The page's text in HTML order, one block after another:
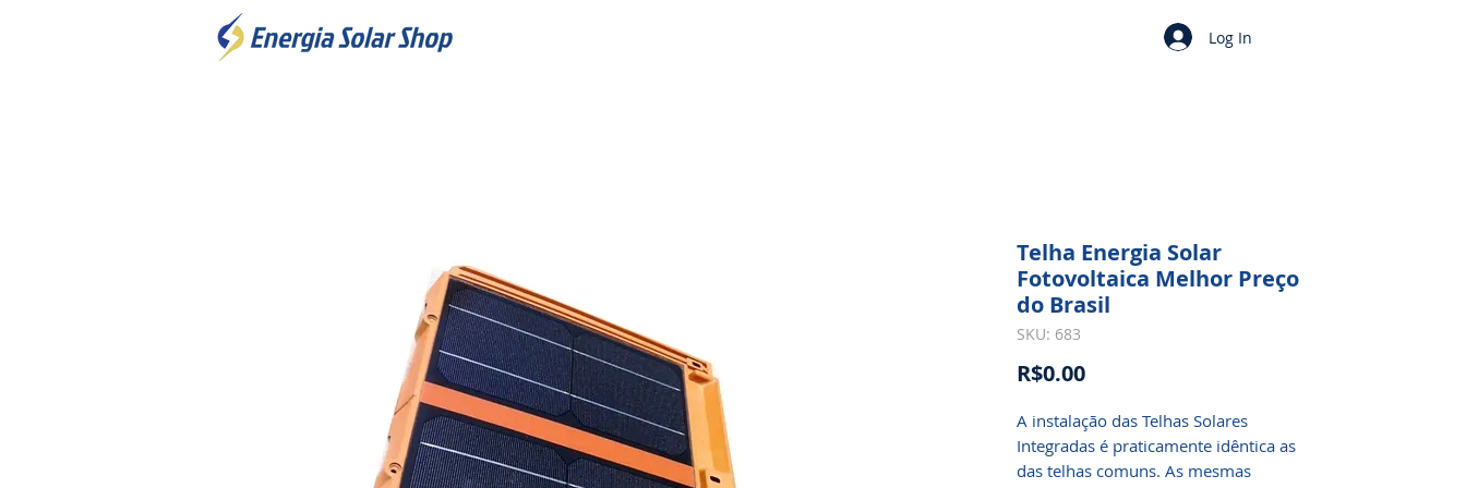
Log In
Telha Energia Solar
Fotovoltaica Melhor Preço
do Brasil
SKU: 683
R$0.00Price
A instalação das Telhas Solares
Integradas é praticamente idêntica as
das telhas comuns. As mesmas